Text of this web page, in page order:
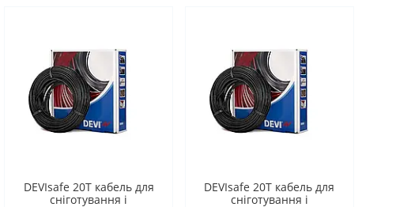
DEVIsafe 20T кабель для
сніготування і
DEVIsafe 20T кабель для
сніготування і